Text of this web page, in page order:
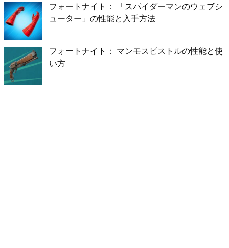
フォートナイト： 「スパイダーマンのウェブシ
ューター」の性能と入手方法
フォートナイト： マンモスピストルの性能と使
い方